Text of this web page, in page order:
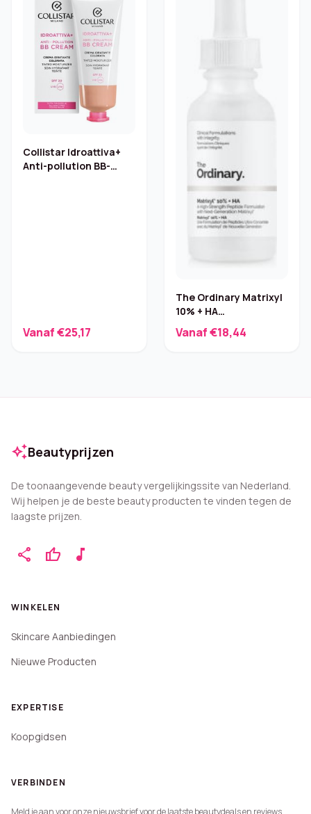
Collistar Idroattiva+
Anti-pollution BB-
Vanaf €25,17
The Ordinary Matrixyl
10% + HA
Vanaf €18,44
auto_awesomeBeautyprijzen
De toonaangevende beauty vergelijkingssite van Nederland.
Wij helpen je de beste beauty producten te vinden tegen de
laagste prijzen.
share thumb_up music_note
WINKELEN
Skincare Aanbiedingen
Nieuwe Producten
EXPERTISE
Koopgidsen
VERBINDEN
Meld je aan voor onze nieuwsbrief voor de laatste beautydeals en reviews.